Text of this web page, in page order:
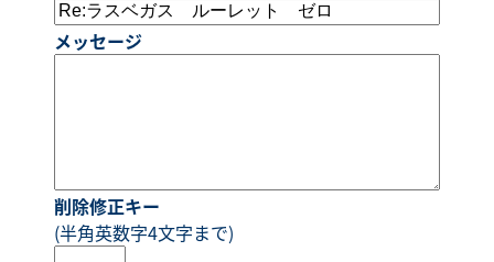
メッセージ
削除修正キー
(半角英数字4文字まで)